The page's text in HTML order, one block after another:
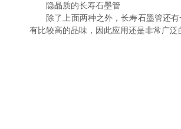
隐晶质的长寿石墨管
除了上面两种之外，长寿石墨管还有
有比较高的品味，因此应用还是非常广泛